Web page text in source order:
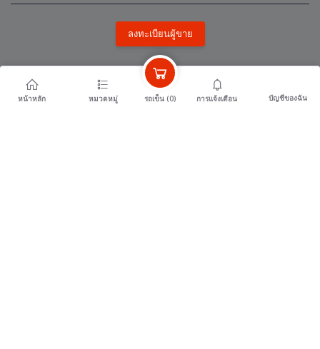
ลงทะเบียนผู้ขาย
หน่วยงานพันธมิตร
หน้าหลัก หมวดหมู่ รถเข็น (0) การแจ้งเตือน บัญชีของฉัน